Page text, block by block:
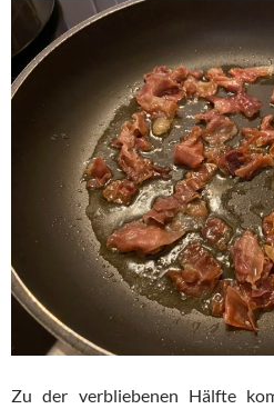
Zu der verbliebenen Hälfte